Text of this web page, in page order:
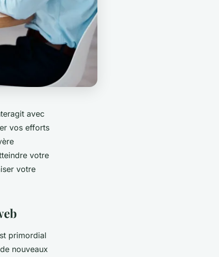
avec
vos efforts
votre
votre
primordial
nouveaux